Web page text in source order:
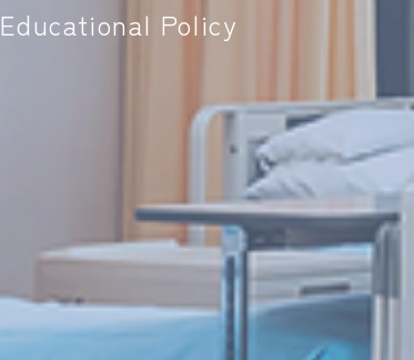
Educational Policy